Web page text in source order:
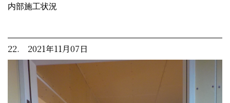
内部施工状況
22. 2021年11月07日